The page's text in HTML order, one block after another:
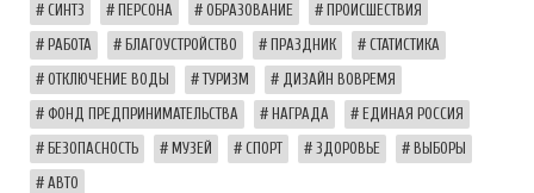
СИНТЗ ПЕРСОНА ОБРАЗОВАНИЕ ПРОИСШЕСТВИЯ
РАБОТА БЛАГОУСТРОЙСТВО ПРАЗДНИК СТАТИСТИКА
ОТКЛЮЧЕНИЕ ВОДЫ ТУРИЗМ ДИЗАЙН ВОВРЕМЯ
ФОНД ПРЕДПРИНИМАТЕЛЬСТВА НАГРАДА ЕДИНАЯ РОССИЯ
БЕЗОПАСНОСТЬ МУЗЕЙ СПОРТ ЗДОРОВЬЕ ВЫБОРЫ
АВТО